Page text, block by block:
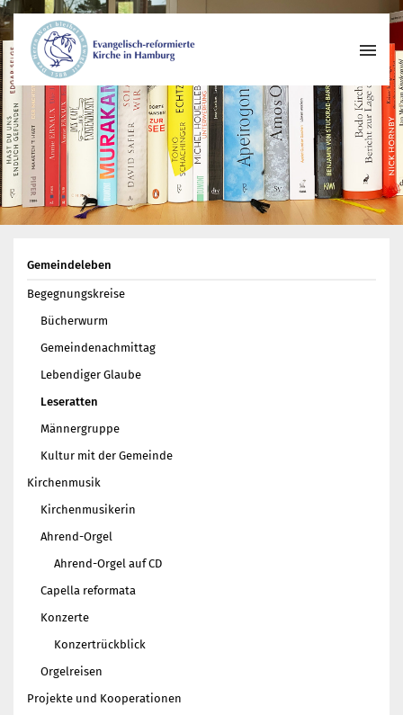
Wer wir sind
Wo wir zusammenkommen
Geschichte unserer Gemeinde
Wie wir uns organisieren
Pastoren
Kirchenmusik
Projekte und Kooperationen
Engagement
Termine
Gottesdienst
Veranstaltungen
Reisen
Jugend
Familiengottesdienst
Konfirmandenunterricht
Konfi-Rookies
Kinder- und Jugendfreizeiten
Ehrenamtliche Mitarbeit
Diakonie
Stiftung Altenhof
Frühstück für alle
Gemeindeleben
Begegnungskreise
Bücherwurm
Gemeindenachmittag
Lebendiger Glaube
Leseratten
Männergruppe
Kultur mit der Gemeinde
Kirchenmusik
Kirchenmusikerin
Ahrend-Orgel
Ahrend-Orgel auf CD
Capella reformata
Konzerte
Konzertrückblick
Orgelreisen
Projekte und Kooperationen